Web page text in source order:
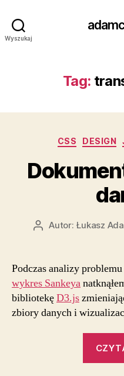
Wyszukaj
Tag:
CSS DESIGN
AutorAutor: Łukasz
Podczas analizy
wykres Sankeya
bibliotekęD3.js
zbiory danych i